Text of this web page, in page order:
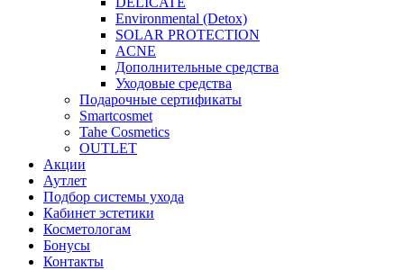
Environmental (Detox)
SOLAR PROTECTION
АCNE
Дополнительные средства
Уходовые средства
Подарочные сертификаты
Smartcosmet
Tahe Cosmetics
OUTLET
Акции
Аутлет
Подбор системы ухода
Кабинет эстетики
Косметологам
Бонусы
Контакты